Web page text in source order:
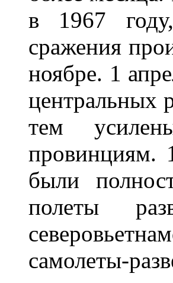
в 1967
сражения
ноябре. 1
центральных
тем
провинциям.
были
полеты
самолеты-